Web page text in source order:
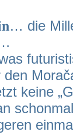
die
keine